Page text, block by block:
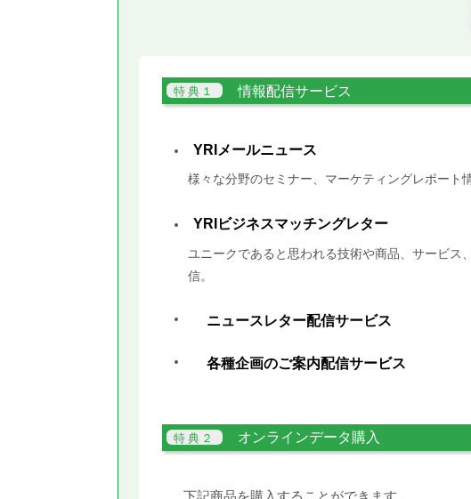
情報配信サービス
YRIメールニュース
様々な分野のセミナー、マーケティングレポート
YRIビジネスマッチングレター
ユニークであると思われる技術や商品、サービ
信。
ニュースレター配信サービス
各種企画のご案内配信サービス
オンラインデータ購入
下記商品を購入することができます。